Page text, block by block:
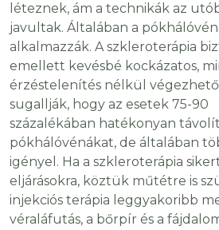
léteznek, ám a technikák az
javultak. Általában a
alkalmazzák. A szkleroterápia
emellett kevésbé kockázatos,
érzéstelenítés nélkül
sugallják, hogy az esetek 75-90
százalékában hatékonyan
pókhálóvénákat, de általában
igényel. Ha a szkleroterápia
eljárásokra, köztük műtétre is
injekciós terápia leggyakoribb
véraláfutás, a bőrpír és a